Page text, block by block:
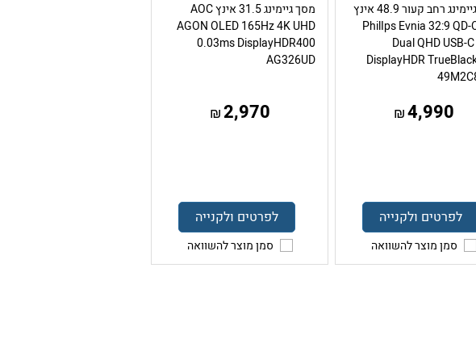
מסך גיימינג רחב קעור 48.9 אינץ
PhilIps Evnia 32:9 QD-
Dual QHD USB-
DisplayHDR
4,990
₪
לפרטים ולקנייה
סמן מוצר להשוואה
מסך גיימינג 31.5 אינץ AOC
AGON OLED 165Hz 4K UHD
0.03ms DisplayHDR400
AG326UD
2,970
₪
לפרטים ולקנייה
סמן מוצר להשוואה